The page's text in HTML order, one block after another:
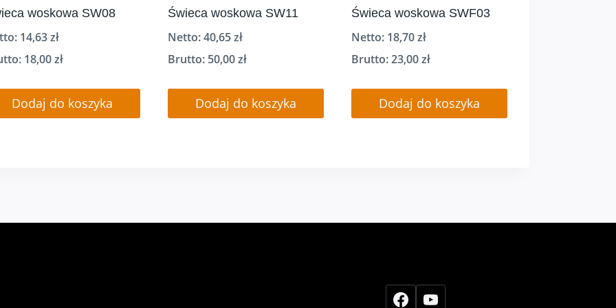
woskowa SW08
14,63zł
18,00zł
Dodaj do koszyka
Świeca woskowa SW11
Netto:40,65zł
Brutto: 50,00zł
Dodaj do koszyka
Świeca woskowa SWF03
Netto: 18,70zł
Brutto:23,00zł
Dodaj do koszyka